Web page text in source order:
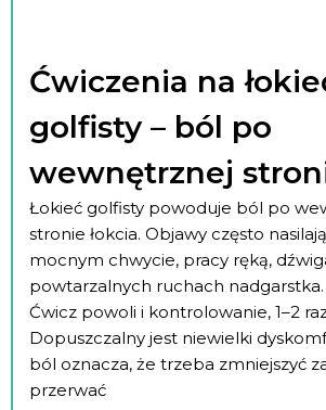
Ćwiczenia na
golfisty – ból po
wewnętrznej
Łokieć golfisty powoduje ból po
stronie łokcia. Objawy często
mocnym chwycie, pracy ręką,
powtarzalnych ruchach
Ćwicz powoli i kontrolowanie, 1–2
Dopuszczalny jest niewielki
ból oznacza, że trzeba zmniejszyć
przerwać